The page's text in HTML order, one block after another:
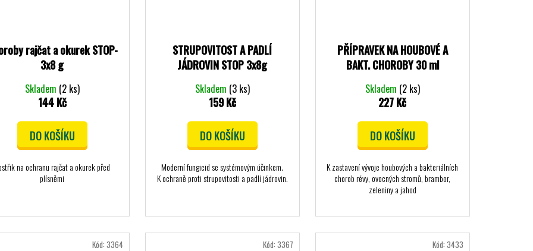
rajčat a okurek STOP-
3x8 g
Skladem (2 ks)
144 Kč
DO KOŠÍKU
na ochranu rajčat a okurek před
plísněmi
STRUPOVITOST A PADLÍ
JÁDROVIN STOP 3x8g
Skladem (3 ks)
159 Kč
DO KOŠÍKU
Moderní fungicid se systémovým účinkem.
K ochraně proti strupovitosti a padlí jádrovin.
PŘÍPRAVEK NA HOUBOVÉ A
BAKT. CHOROBY 30 ml
Skladem (2 ks)
227 Kč
DO KOŠÍKU
K zastavení vývoje houbových a bakteriálních
chorob révy, ovocných stromů, brambor,
zeleniny a jahod
Kód: 3364 Kód: 3367 Kód: 3433